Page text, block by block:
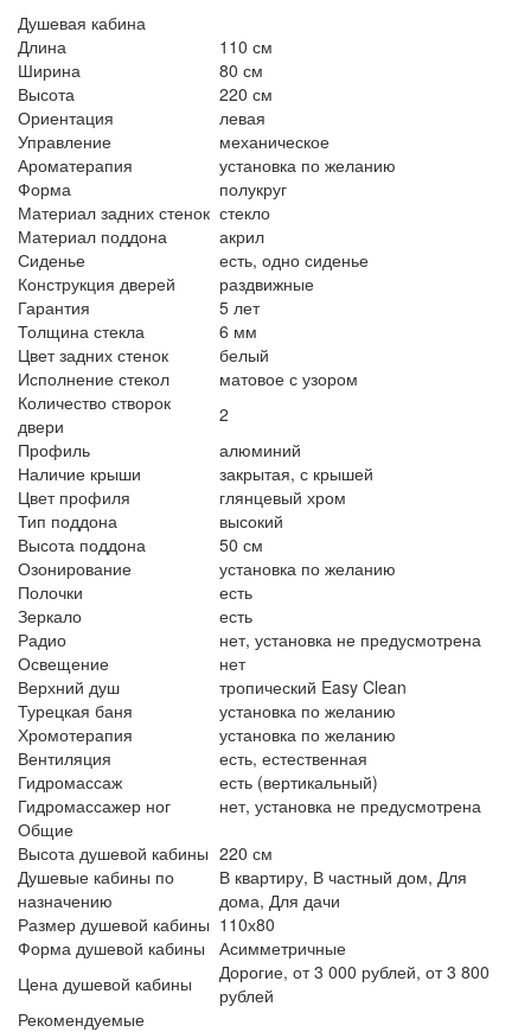
Душевая кабина
Длина
110 см
Ширина
80 см
Высота
220 см
Ориентация
левая
Управление
механическое
Ароматерапия
установка по желанию
Форма
полукруг
Материал задних стенок стекло
Материал поддона
акрил
Сиденье
есть, одно сиденье
Конструкция дверей
раздвижные
Гарантия
5 лет
Толщина стекла
6 мм
Цвет задних стенок
белый
Исполнение стекол
матовое с узором
Количество створок
двери
2
Профиль
алюминий
Наличие крыши
закрытая, с крышей
Цвет профиля
глянцевый хром
Тип поддона
высокий
Высота поддона
50 см
Озонирование
установка по желанию
Полочки
есть
Зеркало
есть
Радио
нет, установка не предусмотрена
Освещение
нет
Верхний душ
тропический Easy Clean
Турецкая баня
установка по желанию
Хромотерапия
установка по желанию
Вентиляция
есть, естественная
Гидромассаж
есть (вертикальный)
Гидромассажер ног
нет, установка не предусмотрена
Общие
Высота душевой кабины 220 см
Душевые кабины по
назначению
В квартиру, В частный дом, Для
дома, Для дачи
Размер душевой кабины 110х80
Форма душевой кабины
Асимметричные
Цена душевой кабины
Дорогие, от 3 000 рублей, от 3 800
рублей
Рекомендуемые